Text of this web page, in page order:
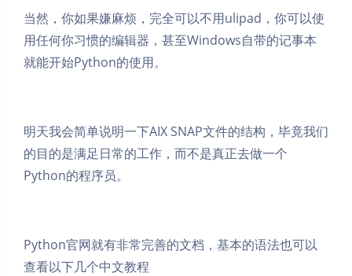
当然，你如果嫌麻烦，完全可以不用ulipad，你可以使
用任何你习惯的编辑器，甚至Windows自带的记事本
就能开始Python的使用。
明天我会简单说明一下AIX SNAP文件的结构，毕竟我们
的目的是满足日常的工作，而不是真正去做一个
Python的程序员。
Python官网就有非常完善的文档，基本的语法也可以
查看以下几个中文教程